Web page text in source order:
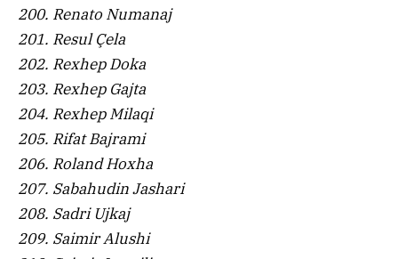
200. Renato Numanaj
201. Resul Çela
202. Rexhep Doka
203. Rexhep Gajta
204. Rexhep Milaqi
205. Rifat Bajrami
206. Roland Hoxha
207. Sabahudin Jashari
208. Sadri Ujkaj
209. Saimir Alushi